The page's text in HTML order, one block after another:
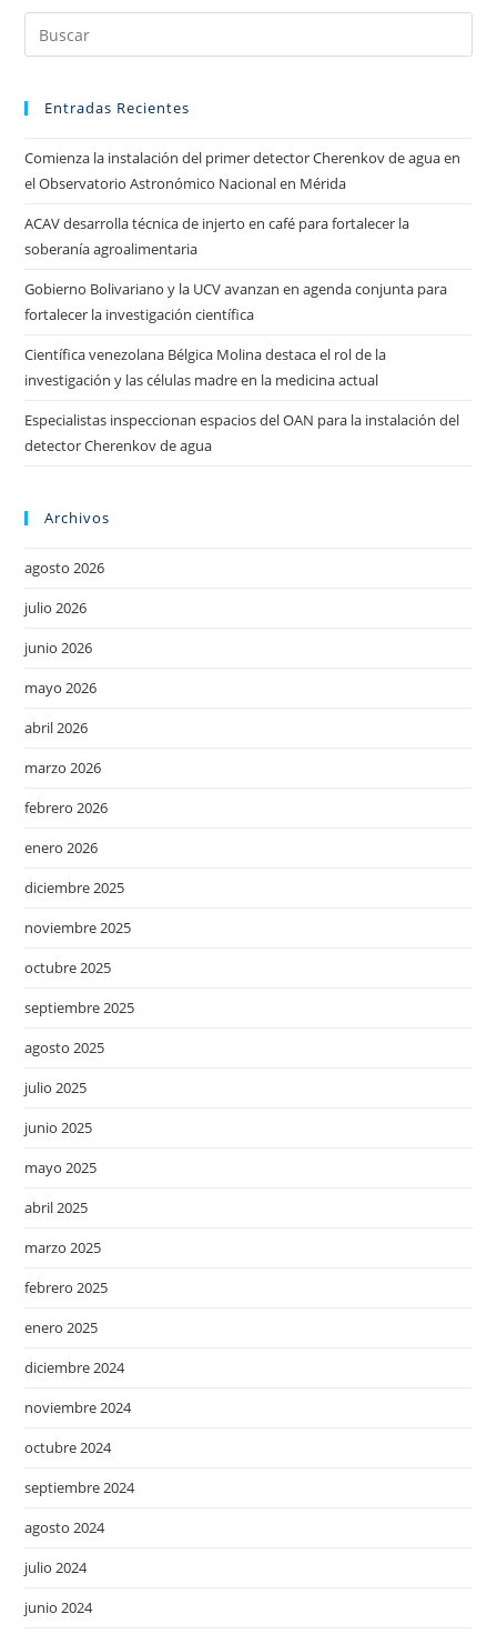
Entradas Recientes
Comienza la instalación del primer detector Cherenkov de agua en
el Observatorio Astronómico Nacional en Mérida
ACAV desarrolla técnica de injerto en café para fortalecer la
soberanía agroalimentaria
Gobierno Bolivariano y la UCV avanzan en agenda conjunta para
fortalecer la investigación científica
Científica venezolana Bélgica Molina destaca el rol de la
investigación y las células madre en la medicina actual
Especialistas inspeccionan espacios del OAN para la instalación del
detector Cherenkov de agua
Archivos
agosto 2026
julio 2026
junio 2026
mayo 2026
abril 2026
marzo 2026
febrero 2026
enero 2026
diciembre 2025
noviembre 2025
octubre 2025
septiembre 2025
agosto 2025
julio 2025
junio 2025
mayo 2025
abril 2025
marzo 2025
febrero 2025
enero 2025
diciembre 2024
noviembre 2024
octubre 2024
septiembre 2024
agosto 2024
julio 2024
junio 2024